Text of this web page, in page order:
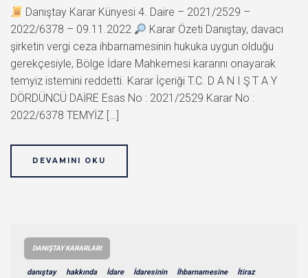
Danıştay Karar Künyesi 4. Daire – 2021/2529 –
2022/6378 – 09.11.2022
Karar Özeti Danıştay, davacı
şirketin vergi ceza ihbarnamesinin hukuka uygun olduğu
gerekçesiyle, Bölge İdare Mahkemesi kararını onayarak
temyiz istemini reddetti. Karar İçeriği T.C. D A N I Ş T A Y
DÖRDÜNCÜ DAİRE Esas No : 2021/2529 Karar No :
2022/6378 TEMYİZ […]
DEVAMINI OKU
DANIŞTAY KARARLARI
danıştay hakkında İdare İdaresinin İhbarnamesine İtiraz